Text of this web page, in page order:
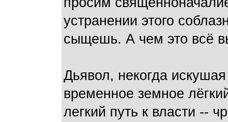
устранении этого
сыщешь. А чем это всё
Дьявол, некогда
временное земное
легкий путь к власти --